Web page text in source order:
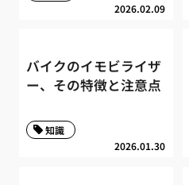
2026.02.09
バイクのイモビライザ
ー、その特徴と注意点
2026.01.30
知識